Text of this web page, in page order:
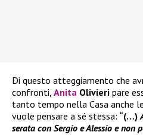
Di questo atteggiamento che
confronti, Anita Olivieri pare
tanto tempo nella Casa anche
vuole pensare a sé stessa: “(…)
serata con Sergio e Alessio e non